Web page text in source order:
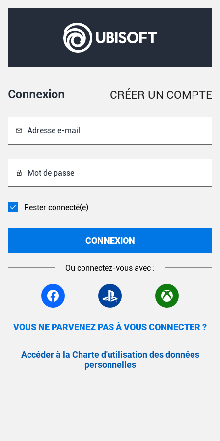
Connexion CRÉER UN COMPTE
Adresse e-mail
Mot de passe
Rester connecté(e)
CONNEXION
Ou connectez-vous avec :
VOUS NE PARVENEZ PAS À VOUS CONNECTER ?
Accéder à la Charte d'utilisation des données
personnelles